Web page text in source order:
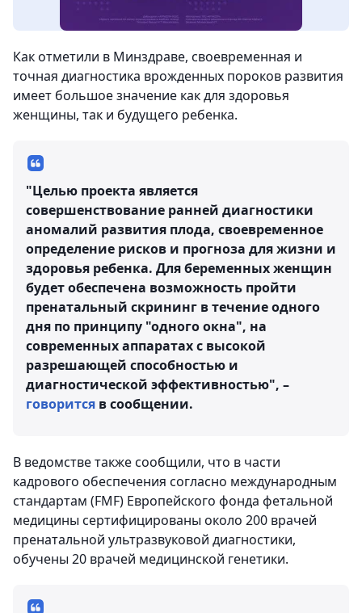
Как отметили в Минздраве, своевременная и
точная диагностика врожденных пороков развития
имеет большое значение как для здоровья
женщины, так и будущего ребенка.
"Целью проекта является
совершенствование ранней диагностики
аномалий развития плода, своевременное
определение рисков и прогноза для жизни и
здоровья ребенка. Для беременных женщин
будет обеспечена возможность пройти
пренатальный скрининг в течение одного
дня по принципу "одного окна", на
современных аппаратах с высокой
разрешающей способностью и
диагностической эффективностью", –
говорится в сообщении.
В ведомстве также сообщили, что в части
кадрового обеспечения согласно международным
стандартам (FMF) Европейского фонда фетальной
медицины сертифицированы около 200 врачей
пренатальной ультразвуковой диагностики,
обучены 20 врачей медицинской генетики.